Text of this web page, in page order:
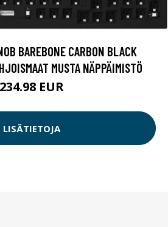
BAREBONE CARBON BLACK
MUSTA NÄPPÄIMISTÖ
234.98 EUR
LISÄTIETOJA